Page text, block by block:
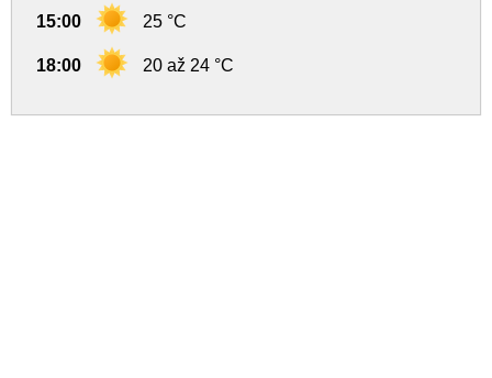
15:00 25 °C
18:00 20 až 24 °C